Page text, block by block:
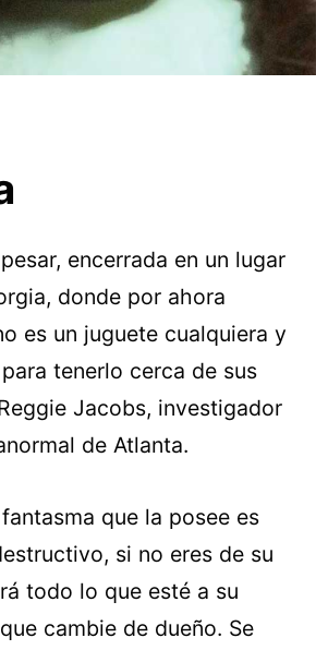
encerrada en un lugar
donde por ahora
es un juguete cualquiera y
tenerlo cerca de sus
Jacobs, investigador
de Atlanta.
que la posee es
si no eres de su
todo lo que esté a su
cambie de dueño. Se